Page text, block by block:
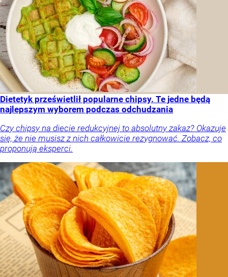
Dietetyk prześwietlił popularne chipsy. Te jedne będą
najlepszym wyborem podczas odchudzania
Czy chipsy na diecie redukcyjnej to absolutny zakaz? Okazuje
się, że nie musisz z nich całkowicie rezygnować. Zobacz, co
proponują eksperci.